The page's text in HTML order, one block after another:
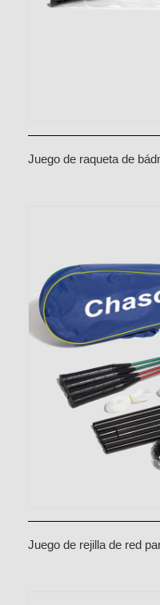
Juego de raqueta de
Juego de rejilla de red